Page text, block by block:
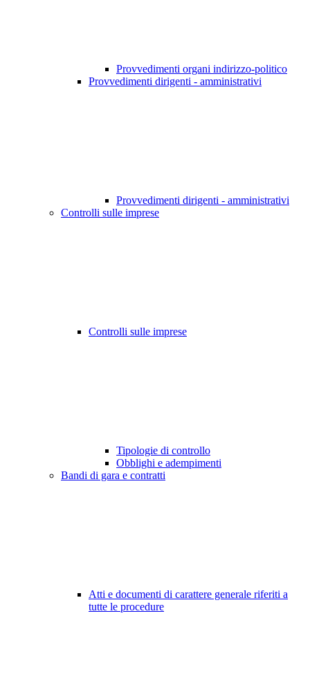
Provvedimenti organi indirizzo-politico
Provvedimenti dirigenti - amministrativi
Provvedimenti dirigenti - amministrativi
Controlli sulle imprese
Controlli sulle imprese
Tipologie di controllo
Obblighi e adempimenti
Bandi di gara e contratti
Atti e documenti di carattere generale riferiti a
tutte le procedure